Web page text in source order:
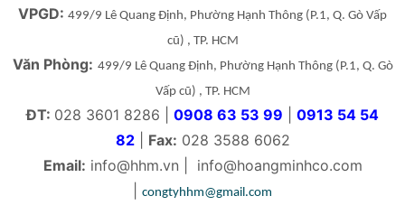
VPGD: 499/9 Lê Quang Định, Phường Hạnh Thông (P.1, Q. Gò Vấp
cũ) , TP. HCM
Văn Phòng: 499/9 Lê Quang Định, Phường Hạnh Thông(P.1, Q. Gò
Vấp cũ) , TP. HCM
ĐT: 028 3601 8286 | 0908 63 53 99
0913 54 54
82| Fax: 028 3588 6062
Email: info@hhm.vn
info@hoangminhco.com
congtyhhm@gmail.com